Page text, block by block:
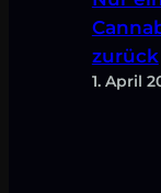
zurück
1. April